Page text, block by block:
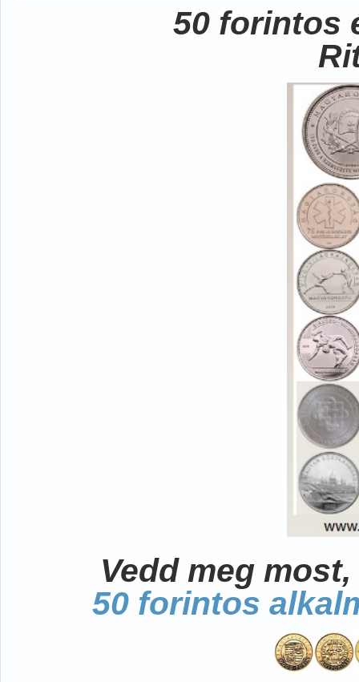
50 forintos
Vedd meg
50 forintos